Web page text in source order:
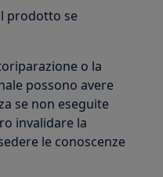
prodotto se
o la
possono avere
se non eseguite
invalidare la
le conoscenze